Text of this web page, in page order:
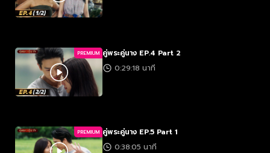
PREMIUM คู่พระคู่นาง EP.4 Part 2
0:29:18 นาที
PREMIUM คู่พระคู่นาง EP.5 Part 1
0:38:05 นาที